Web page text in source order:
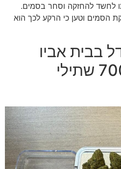
לחשד להחזקה וסחר בסמים.
הסמים וטען כי הרקע לכך הוא
בבית אביו
למעלה מ – 7000 שתילי